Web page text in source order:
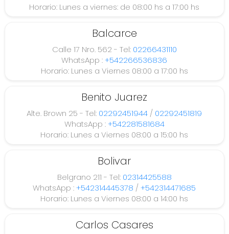
Horario: Lunes a viernes: de 08:00 hs a 17:00 hs
Balcarce
Calle 17 Nro. 562 - Tel: 02266431110
WhatsApp :+542266536836
Horario: Lunes a Viernes 08:00 a 17:00 hs
Benito Juarez
Alte. Brown 25 - Tel: 02292451944 / 02292451819
WhatsApp :+542281581684
Horario: Lunes a Viernes 08:00 a 15:00 hs
Bolivar
Belgrano 211 - Tel: 02314425588
WhatsApp :+542314445378 /+542314471685
Horario: Lunes a Viernes 08:00 a 14:00 hs
Carlos Casares